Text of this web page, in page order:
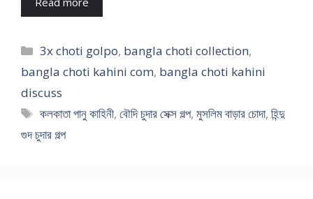
Categories
3x choti golpo, bangla choti collection,
bangla choti kahini com, bangla choti kahini
discuss
Tags
কলকাতা পানু কাহিনী,বৌদি চুদার সেক্স গল্প,মুসলিম বাড়ার চোদা,হিন্দু
গুদ চুদার গল্প